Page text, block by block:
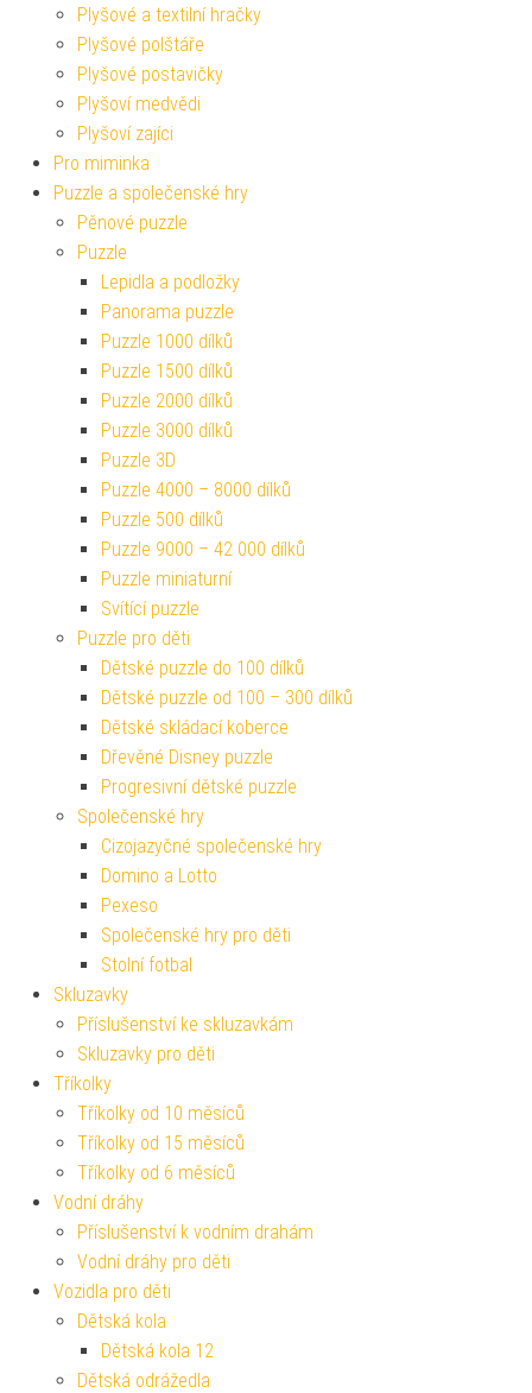
Plyšové a textilní hračky
Plyšové polštáře
Plyšové postavičky
Plyšoví medvědi
Plyšoví zajíci
Pro miminka
Puzzle a společenské hry
Pěnové puzzle
Puzzle
Lepidla a podložky
Panorama puzzle
Puzzle 1000 dílků
Puzzle 1500 dílků
Puzzle 2000 dílků
Puzzle 3000 dílků
Puzzle 3D
Puzzle 4000 – 8000 dílků
Puzzle 500 dílků
Puzzle 9000 – 42 000 dílků
Puzzle miniaturní
Svítící puzzle
Puzzle pro děti
Dětské puzzle do 100 dílků
Dětské puzzle od 100 – 300 dílků
Dětské skládací koberce
Dřevěné Disney puzzle
Progresivní dětské puzzle
Společenské hry
Cizojazyčné společenské hry
Domino a Lotto
Pexeso
Společenské hry pro děti
Stolní fotbal
Skluzavky
Příslušenství ke skluzavkám
Skluzavky pro děti
Tříkolky
Tříkolky od 10 měsíců
Tříkolky od 15 měsíců
Tříkolky od 6 měsíců
Vodní dráhy
Příslušenství k vodním drahám
Vodní dráhy pro děti
Vozidla pro děti
Dětská kola
Dětská kola 12
Dětská odrážedla